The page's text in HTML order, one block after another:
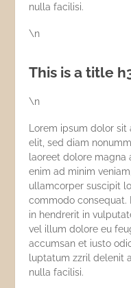
nulla facilisi.
\n
This is a title
\n
Lorem ipsum dolor
elit, sed diam
laoreet dolore
enim ad minim
ullamcorper suscipit
commodo consequat.
in hendrerit in
vel illum dolore eu
accumsan et iusto
luptatum zzril delenit
nulla facilisi.